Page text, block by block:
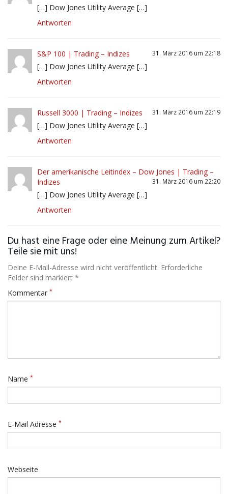
[…] Dow Jones Utility Average […]
Antworten
S&P 100 | Trading – Indizes 31. März 2016 um 22:18
[…] Dow Jones Utility Average […]
Antworten
Russell 3000 | Trading – Indizes 31. März 2016 um 22:19
[…] Dow Jones Utility Average […]
Antworten
Der amerikanische Leitindex – Dow Jones | Trading –
Indizes
31. März 2016 um 22:20
[…] Dow Jones Utility Average […]
Antworten
Du hast eine Frage oder eine Meinung zum Artikel?
Teile sie mit uns!
Deine E-Mail-Adresse wird nicht veröffentlicht. Erforderliche
Felder sind markiert *
Kommentar *
Name *
E-Mail Adresse *
Webseite